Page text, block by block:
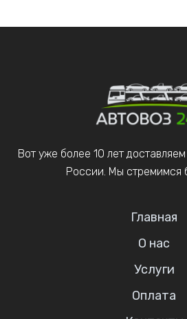
Вот уже более 10 лет
России. Мы стремимся
Главная
О нас
Услуги
Оплата